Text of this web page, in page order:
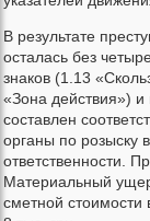
В результате
осталась без
знаков (1.13
«Зона действия») и
составлен
органы по розыску
ответственности.
Материальный
сметной стоимости